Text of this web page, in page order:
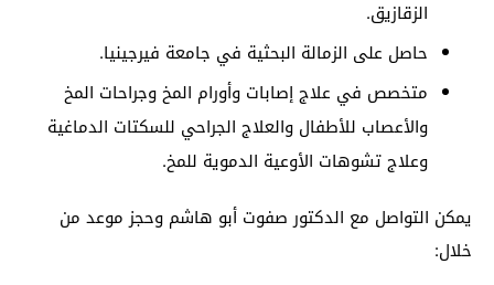
الزقازيق.
حاصل على الزمالة البحثية في جامعة فيرجينيا.
متخصص في علاج إصابات وأورام المخ وجراحات المخ
والأعصاب للأطفال والعلاج الجراحي للسكتات الدماغية
وعلاج تشوهات الأوعية الدموية للمخ.
يمكن التواصل مع الدكتور صفوت أبو هاشم وحجز موعد من
خلال: